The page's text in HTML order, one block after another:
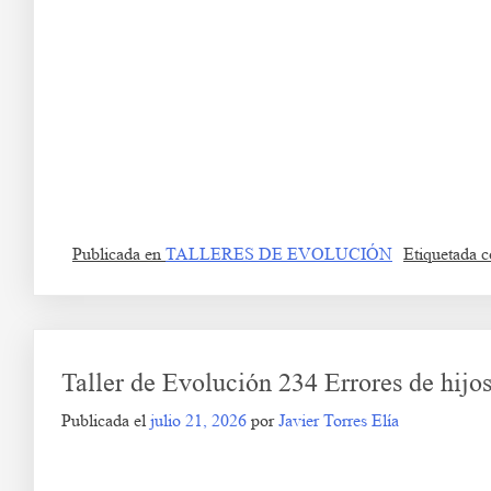
Publicada en TALLERES DE EVOLUCIÓN Etiquetada
Taller de Evolución 234 Errores de
Publicada el julio 21, 2026 porJavier Torres Elía